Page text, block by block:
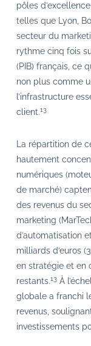
pôles
telles que Lyon,
secteur du
rythme cinq fois
(PIB) français, ce
non plus comme
l’infrastructure
client.13
La répartition de
hautement
numériques
de marché)
des revenus du
marketing
d’automatisation
milliards d’euros
en stratégie et en
restants.13À
globale a franchi
revenus,
investissements